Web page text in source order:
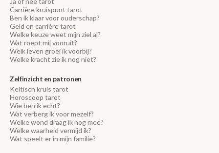
Carrière kruispunt tarot
Ben ik klaar voor ouderschap?
Geld en carrière tarot
Welke keuze weet mijn ziel al?
Wat roept mij vooruit?
Welk leven groei ik voorbij?
Welke kracht zie ik nog niet?
Zelfinzicht en patronen
Keltisch kruis tarot
Horoscoop tarot
Wie ben ik echt?
Wat verberg ik voor mezelf?
Welke wond draag ik nog mee?
Welke waarheid vermijd ik?
Wat speelt er in mijn familie?